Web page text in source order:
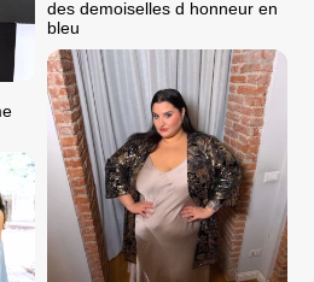
des demoiselles d honneur en
bleu